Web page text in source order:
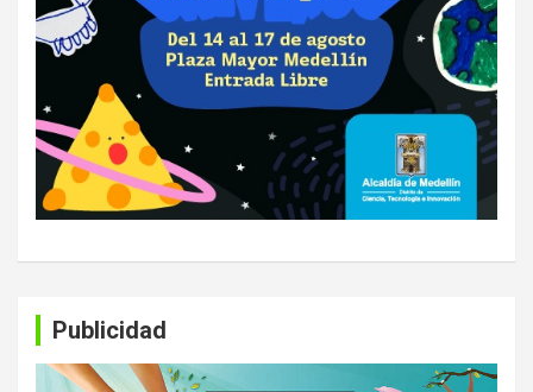
Publicidad